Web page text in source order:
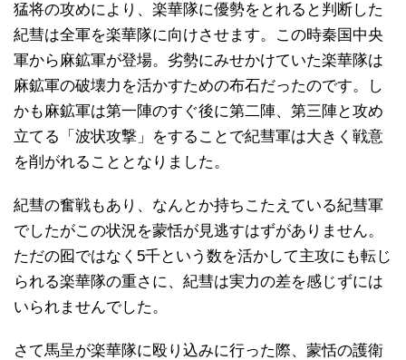
猛将の攻めにより、楽華隊に優勢をとれると判断した
紀彗は全軍を楽華隊に向けさせます。この時秦国中央
軍から麻鉱軍が登場。劣勢にみせかけていた楽華隊は
麻鉱軍の破壊力を活かすための布石だったのです。し
かも麻鉱軍は第一陣のすぐ後に第二陣、第三陣と攻め
立てる「波状攻撃」をすることで紀彗軍は大きく戦意
を削がれることとなりました。
紀彗の奮戦もあり、なんとか持ちこたえている紀彗軍
でしたがこの状況を蒙恬が見逃すはずがありません。
ただの囮ではなく5千という数を活かして主攻にも転じ
られる楽華隊の重さに、紀彗は実力の差を感じずには
いられませんでした。
さて馬呈が楽華隊に殴り込みに行った際、蒙恬の護衛